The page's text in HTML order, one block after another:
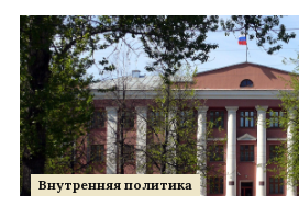
Внутренняя политика